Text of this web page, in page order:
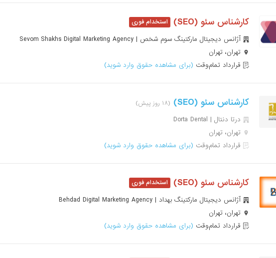
کارشناس سئو (SEO)
آژانس دیجیتال مارکتینگ سوم شخص | Sevom Shakhs Digital Marketing Agency
تهران، تهران
قرارداد تمام‌وقت (برای مشاهده حقوق وارد شوید)
کارشناس سئو (SEO) (۱۸ روز پیش)
درتا دنتال | Dorta Dental
تهران، تهران
قرارداد تمام‌وقت (برای مشاهده حقوق وارد شوید)
کارشناس سئو (SEO)
آژانس دیجیتال مارکتینگ بهداد | Behdad Digital Marketing Agency
تهران، تهران
قرارداد تمام‌وقت (برای مشاهده حقوق وارد شوید)